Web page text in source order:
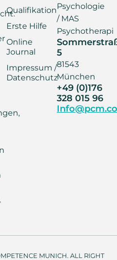
Qualifikation
Erste Hilfe
Online
Journal
Impressum /
Datenschutz
Psychologie
/ MAS
Psychotherapi
5
81543
München
+49 (0)176
328 015 96
MUNICH. ALL RIGHT